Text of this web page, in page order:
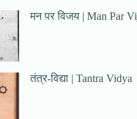
मन पर विजय | Man Par
तंत्र-विद्या | Tantra Vidya